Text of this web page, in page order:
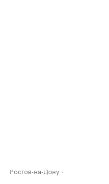
Ростов-на-Дону